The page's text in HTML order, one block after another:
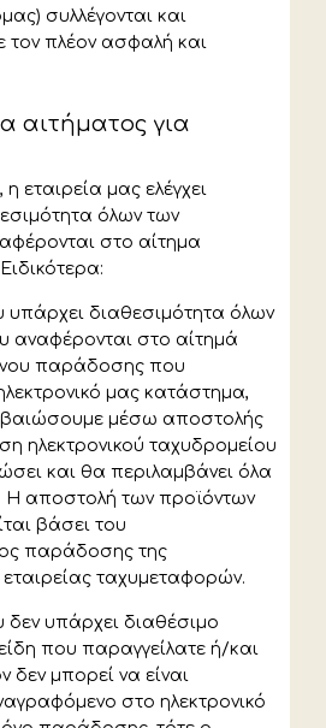
συλλέγονται και
τον πλέον ασφαλή και
αιτήματος για
εταιρεία μας ελέγχει
όλων των
στο αίτημα
διαθεσιμότητα όλων
αναφέρονται στο αίτημά
παράδοσης που
μας κατάστημα,
μέσω αποστολής
ηλεκτρονικού ταχυδρομείου
και θα περιλαμβάνει όλα
Η αποστολή των προϊόντων
βάσει του
παράδοσης της
ταχυμεταφορών.
υπάρχει διαθέσιμο
που παραγγείλατε ή/και
δεν μπορεί να είναι
στο ηλεκτρονικό